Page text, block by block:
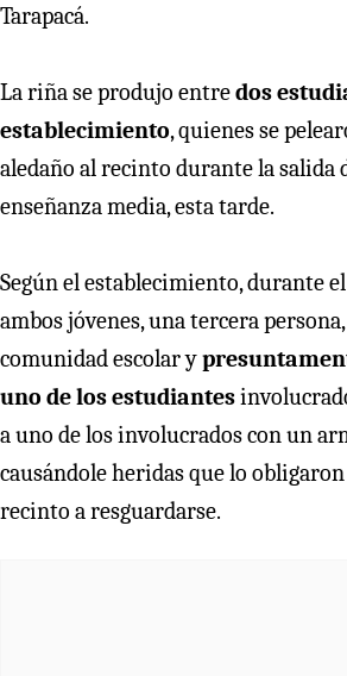
Tarapacá.
La riña se produjo entredos
establecimiento, quienes se
aledaño al recinto durante la salida
enseñanza media, esta tarde.
Según el establecimiento, durante
ambos jóvenes, una tercera
comunidad escolar y
uno de los estudiantes
a uno de los involucrados con un
causándole heridas que lo
recinto a resguardarse.